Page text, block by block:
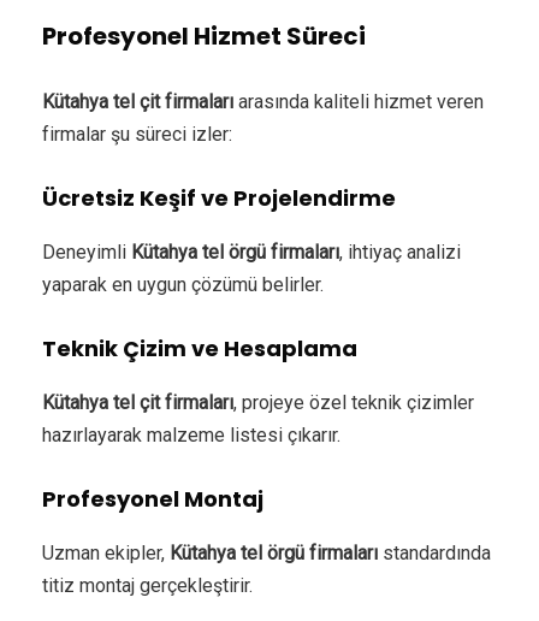
Profesyonel Hizmet Süreci
Kütahya tel çit firmaları arasında kaliteli hizmet veren
firmalar şu süreci izler:
Ücretsiz Keşif ve Projelendirme
Deneyimli Kütahya tel örgü firmaları, ihtiyaç analizi
yaparak en uygun çözümü belirler.
Teknik Çizim ve Hesaplama
Kütahya tel çit firmaları, projeye özel teknik çizimler
hazırlayarak malzeme listesi çıkarır.
Profesyonel Montaj
Uzman ekipler, Kütahya tel örgü firmaları standardında
titiz montaj gerçekleştirir.